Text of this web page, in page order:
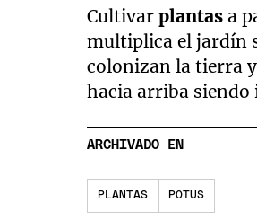
Cultivarplantasa
multiplica el jardín
colonizan la tierra
hacia arriba siendo
ARCHIVADO EN
PLANTAS POTUS